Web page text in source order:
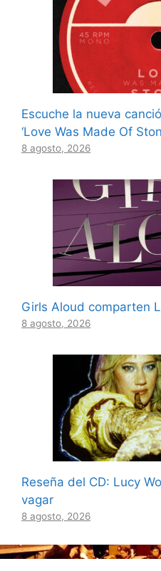
Escuche la nueva
‘Love Was Made Of
8 agosto, 2026
Girls Aloud comparten
8 agosto, 2026
Reseña del CD: Lucy
vagar
8 agosto, 2026